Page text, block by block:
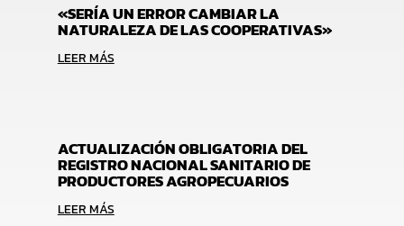
«SERÍA UN ERROR CAMBIAR LA
NATURALEZA DE LAS COOPERATIVAS»
LEER MÁS
ACTUALIZACIÓN OBLIGATORIA DEL
REGISTRO NACIONAL SANITARIO DE
PRODUCTORES AGROPECUARIOS
LEER MÁS